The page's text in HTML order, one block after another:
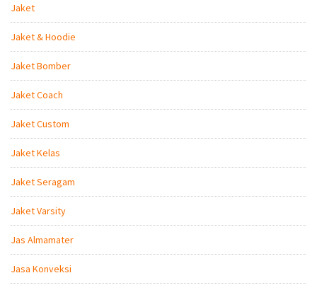
Jaket
Jaket & Hoodie
Jaket Bomber
Jaket Coach
Jaket Custom
Jaket Kelas
Jaket Seragam
Jaket Varsity
Jas Almamater
Jasa Konveksi